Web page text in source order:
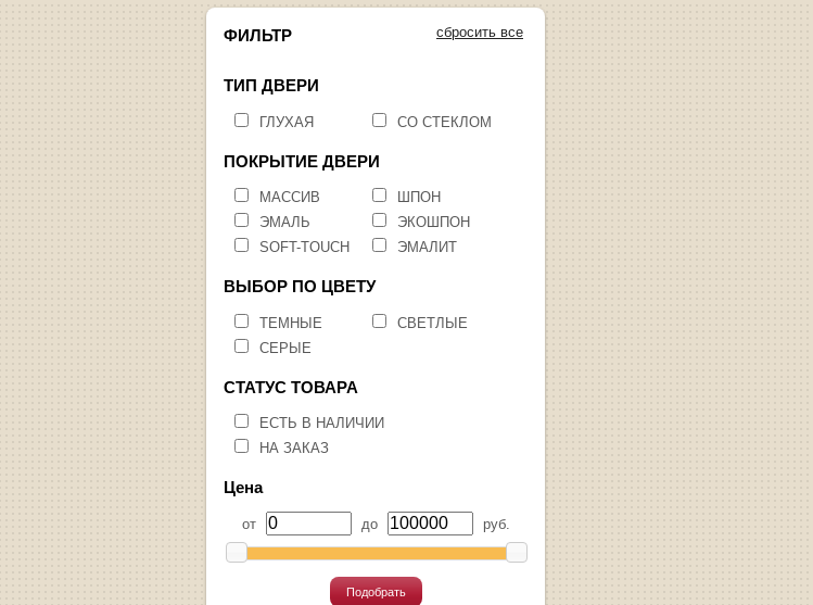
сбросить все
ФИЛЬТР
ТИП ДВЕРИ
ГЛУХАЯ СО СТЕКЛОМ
ПОКРЫТИЕ ДВЕРИ
МАССИВ
ШПОН
ЭМАЛЬ
ЭКОШПОН
SOFT-TOUCH
ЭМАЛИТ
ВЫБОР ПО ЦВЕТУ
ТЕМНЫЕ
СВЕТЛЫЕ
СЕРЫЕ
СТАТУС ТОВАРА
ЕСТЬ В НАЛИЧИИ
НА ЗАКАЗ
Цена
от до руб.
Подобрать